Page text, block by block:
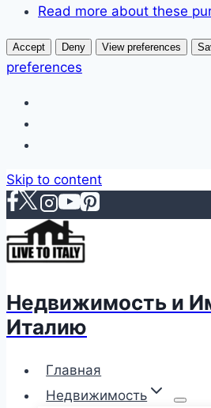
Read more about these
Accept Deny View preferences
preferences
Skip to content
Недвижимость и
Италию
Главная
Недвижимость